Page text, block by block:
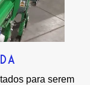
para serem